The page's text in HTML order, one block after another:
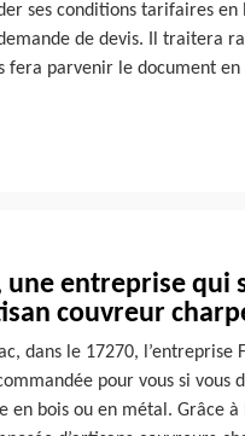
ses conditions tarifaires en
de devis. Il traitera
fera parvenir le document en
une entreprise qui
couvreur
dans le 17270, l’entreprise
pour vous si vous
en bois ou en métal. Grâce à